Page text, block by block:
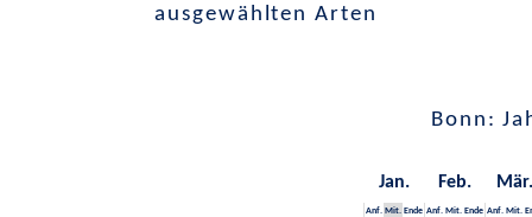
ausgewählten Arten
Bonn:
Jan. Feb. Mär.
Anf. Mit. Ende Anf. Mit. Ende Anf. Mit.